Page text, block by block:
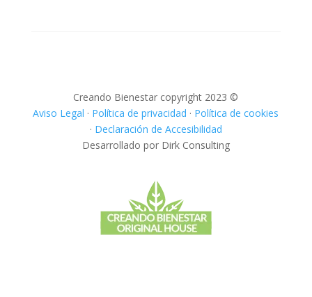
Creando Bienestar copyright 2023 ©
Aviso Legal · Política de privacidad · Política de cookies
· Declaración de Accesibilidad
Desarrollado por Dirk Consulting